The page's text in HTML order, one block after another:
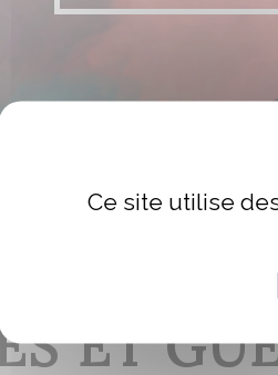
guerres de libération …
ET
Ce site utilise